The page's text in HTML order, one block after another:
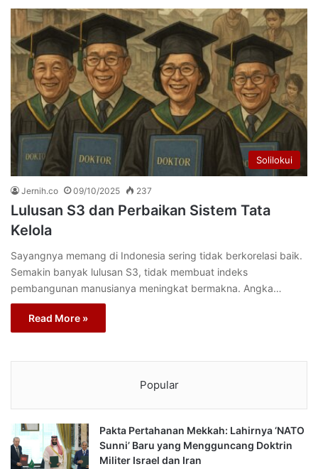
Solilokui
Jernih.co 09/10/2025 237
Lulusan S3 dan Perbaikan Sistem Tata
Kelola
Sayangnya memang di Indonesia sering tidak berkorelasi baik.
Semakin banyak lulusan S3, tidak membuat indeks
pembangunan manusianya meningkat bermakna. Angka…
Read More »
Popular
Pakta Pertahanan Mekkah: Lahirnya ‘NATO
Sunni’ Baru yang Mengguncang Doktrin
Militer Israel dan Iran